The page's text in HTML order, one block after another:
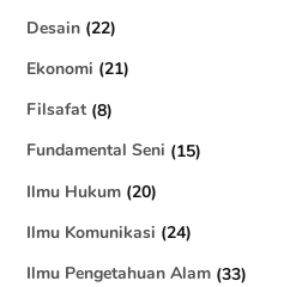
Desain (22)
Ekonomi (21)
Filsafat (8)
Fundamental Seni (15)
Ilmu Hukum (20)
Ilmu Komunikasi (24)
Ilmu Pengetahuan Alam (33)